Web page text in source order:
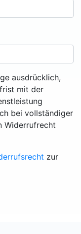
ausdrücklich,
mit der
bei vollständiger
Widerrufrecht
zur